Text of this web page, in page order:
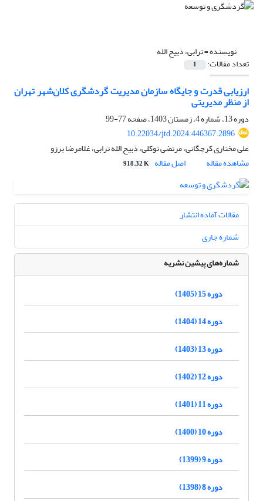
نویسنده =ترابی، ذبیح الله
تعداد مقالات: 1
ارزیابی قدرت و جایگاه سازمان مدیریت گردشگری کلان‌شهر تهران
از منظر مدیریتی
دوره 13، شماره 4، زمستان 1403، صفحه
77-99
10.22034/jtd.2024.446367.2896
علی مختاری کرچگانی، مرتضی توکلی، ذبیح الله ترابی، غلامرضا برزو
مشاهده مقاله
اصل مقاله 918.32 K
مقالات آماده انتشار
شماره جاری
شماره‌های پیشین نشریه
دوره 15 (1405)
دوره 14 (1404)
دوره 13 (1403)
دوره 12 (1402)
دوره 11 (1401)
دوره 10 (1400)
دوره 9 (1399)
دوره 8 (1398)